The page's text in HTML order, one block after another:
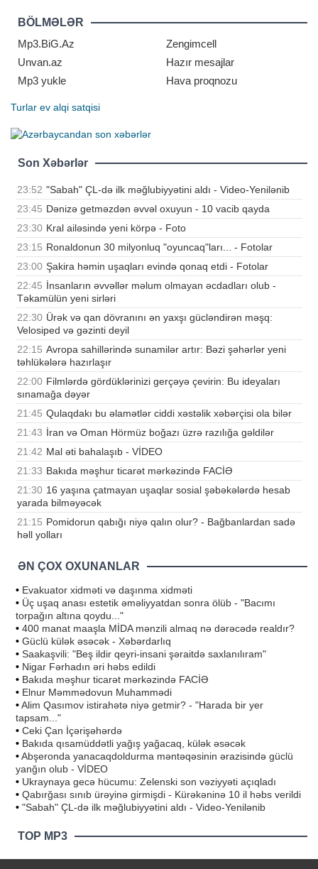
Milli Musiqi Günüdür. Bu gün
doğum günlərini qeyd etdiyimiz
görkəmli Azərbaycan bəstəkarlar
BÖLMƏLƏR
Mp3.BiG.Az
Zengimcell
Unvan.az
Hazır mesajlar
Mp3 yukle
Hava proqnozu
Turlar ev alqi satqisi
Son Xəbərlər
23:52 "Sabah" ÇL-də ilk məğlubiyyətini aldı - Video-Yenilənib
23:45 Dənizə getməzdən əvvəl oxuyun - 10 vacib qayda
23:30 Kral ailəsində yeni körpə - Foto
23:15 Ronaldonun 30 milyonluq "oyuncaq"ları... - Fotolar
23:00 Şakira həmin uşaqları evində qonaq etdi - Fotolar
22:45 İnsanların əvvəllər məlum olmayan əcdadları olub -
Təkamülün yeni sirləri
22:30 Ürək və qan dövranını ən yaxşı gücləndirən məşq:
Velosiped və gəzinti deyil
22:15 Avropa sahillərində sunamilər artır: Bəzi şəhərlər yeni
təhlükələrə hazırlaşır
22:00 Filmlərdə gördüklərinizi gerçəyə çevirin: Bu ideyaları
sınamağa dəyər
21:45 Qulaqdakı bu əlamətlər ciddi xəstəlik xəbərçisi ola bilər
21:43 İran və Oman Hörmüz boğazı üzrə razılığa gəldilər
21:42 Mal əti bahalaşıb - VİDEO
21:33 Bakıda məşhur ticarət mərkəzində FACİƏ
21:30 16 yaşına çatmayan uşaqlar sosial şəbəkələrdə hesab
yarada bilməyəcək
21:15 Pomidorun qabığı niyə qalın olur? - Bağbanlardan sadə
həll yolları
ƏN ÇOX OXUNANLAR
• Evakuator xidməti və daşınma xidməti
• Üç uşaq anası estetik əməliyyatdan sonra ölüb - "Bacımı
torpağın altına qoydu..."
• 400 manat maaşla MİDA mənzili almaq nə dərəcədə realdır?
• Güclü külək əsəcək - Xəbərdarlıq
• Saakaşvili: "Beş ildir qeyri-insani şəraitdə saxlanılıram"
• Nigar Fərhadın əri həbs edildi
• Bakıda məşhur ticarət mərkəzində FACİƏ
• Elnur Məmmədovun Muhammədi
•Alim Qasımov istirahətə niyə getmir? - "Harada bir yer
tapsam..."
• Ceki Çan İçərişəhərdə
• Bakıda qısamüddətli yağış yağacaq, külək əsəcək
•Abşeronda yanacaqdoldurma məntəqəsinin ərazisində güclü
yanğın olub - VİDEO
• Ukraynaya gecə hücumu: Zelenski son vəziyyəti açıqladı
• Qabırğası sınıb ürəyinə girmişdi - Kürəkəninə 10 il həbs verildi
• "Sabah" ÇL-də ilk məğlubiyyətini aldı - Video-Yenilənib
TOP MP3